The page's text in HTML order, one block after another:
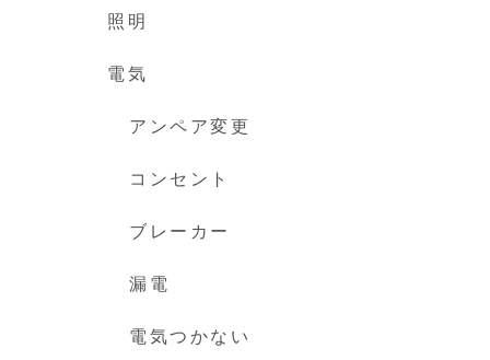
照明
電気
アンペア変更
コンセント
ブレーカー
漏電
電気つかない